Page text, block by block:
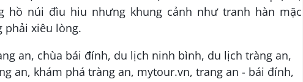
hồ núi đìu hiu nhưng khung cảnh như tranh hàn mặc
phải xiêu lòng.